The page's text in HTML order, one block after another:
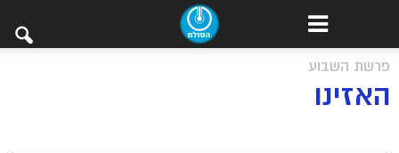
פרשת השבוע
האזינו